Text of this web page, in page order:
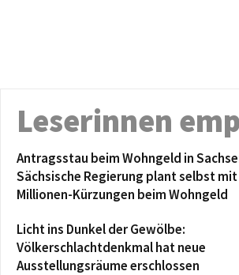
Leserinnen
Antragsstau beim Wohngeld in
Sächsische Regierung plant selbst mit
Millionen-Kürzungen beim Wohngeld
Licht ins Dunkel der Gewölbe:
Völkerschlachtdenkmal hat neue
Ausstellungsräume erschlossen